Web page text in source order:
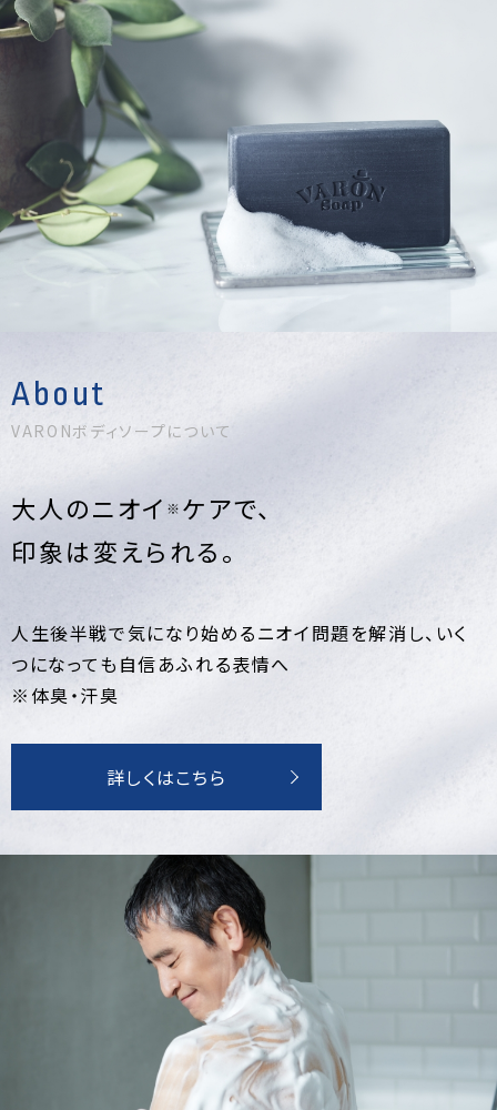
About
VARONボディソープについて
大人のニオイ ※ ケアで、
印象は変えられる。
人生後半戦で気になり始めるニオイ問題を解消し、いく
つになっても自信あふれる表情へ
※体臭・汗臭
詳しくはこちら